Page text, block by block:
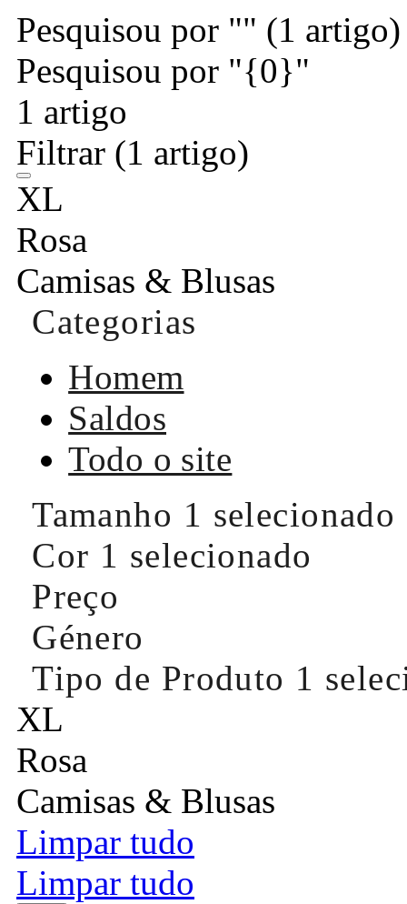
Pesquisou por "" (1 artigo)
Pesquisou por "{0}"
1 artigo
Filtrar (1 artigo)
XL
Rosa
Camisas & Blusas
Categorias
Homem
Saldos
Todo o site
Tamanho 1 selecionado
Cor 1 selecionado
Preço
Género
Tipo de Produto 1
XL
Rosa
Camisas & Blusas
Limpar tudo
Limpar tudo